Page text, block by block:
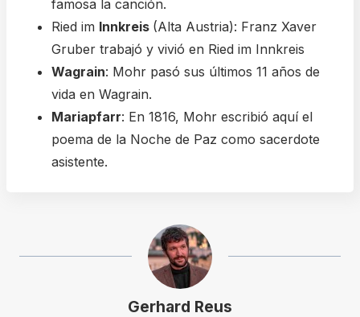
famosa la canción.
Ried im Innkreis (Alta Austria): Franz Xaver
Gruber trabajó y vivió en Ried im Innkreis
Wagrain: Mohr pasó sus últimos 11 años de
vida en Wagrain.
Mariapfarr: En 1816, Mohr escribió aquí el
poema de la Noche de Paz como sacerdote
asistente.
Gerhard Reus